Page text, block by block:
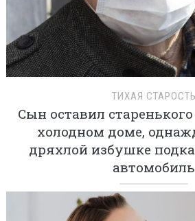
ТИХАЯ СТАРОСТЬ
Сын оставил
холодном доме,
дряхлой избушке
автомобиль